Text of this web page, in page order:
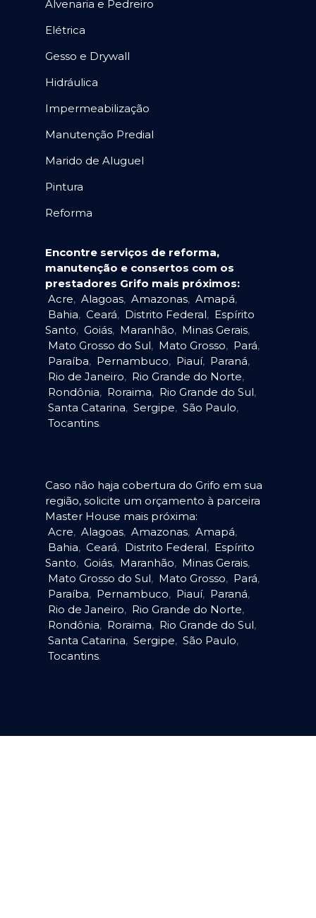
Alvenaria e Pedreiro
Elétrica
Gesso e Drywall
Hidráulica
Impermeabilização
Manutenção Predial
Marido de Aluguel
Pintura
Reforma
Encontre serviços de reforma,
manutenção e consertos com os
prestadores Grifo mais próximos:
Acre, Alagoas, Amazonas, Amapá,
Bahia, Ceará, Distrito Federal, Espírito
Santo, Goiás, Maranhão, Minas Gerais,
Mato Grosso do Sul, Mato Grosso, Pará,
Paraíba, Pernambuco, Piauí, Paraná,
Rio de Janeiro, Rio Grande do Norte,
Rondônia, Roraima, Rio Grande do Sul,
Santa Catarina, Sergipe, São Paulo,
Tocantins.
Caso não haja cobertura do Grifo em sua
região, solicite um orçamento à parceira
Master House mais próxima:
Acre, Alagoas, Amazonas, Amapá,
Bahia, Ceará, Distrito Federal, Espírito
Santo, Goiás, Maranhão, Minas Gerais,
Mato Grosso do Sul, Mato Grosso, Pará,
Paraíba, Pernambuco, Piauí, Paraná,
Rio de Janeiro, Rio Grande do Norte,
Rondônia, Roraima, Rio Grande do Sul,
Santa Catarina, Sergipe, São Paulo,
Tocantins.